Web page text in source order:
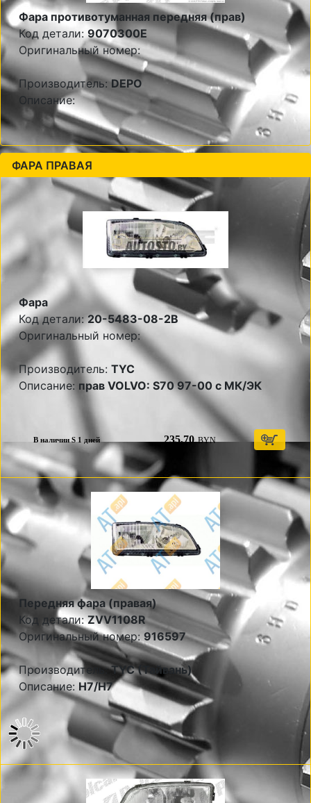
Фара противотуманная передняя (прав)
Код детали: 9070300E
Оригинальный номер:
Производитель:DEPO
Описание:
ФАРА ПРАВАЯ
Фара
Код детали:20-5483-08-2B
Оригинальный номер:
Производитель: TYC
Описание: прав VOLVO: S70 97-00 с МК/ЭК
В наличии S 1 дней 235,70 BYN
Передняя фара (правая)
Код детали:ZVV1108R
Оригинальный номер:916597
Производитель:TYC (Тайвань)
Описание: Н7/Н7